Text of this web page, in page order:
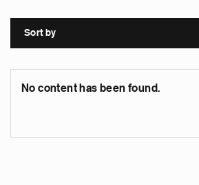
Sort by
No content has been found.